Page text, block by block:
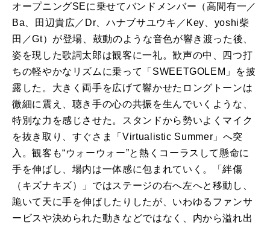
オープニングSEに乗せてバンドメンバー（高間有一／
Ba、田辺貴広／Dr、ハナブサユウキ／Key、yoshi柴
田／Gt）が登場、鼓動のような音色が響き渡った後、
姿を現した歌詞太郎は観客に一礼。歓声の中、四つ打
ちの軽やかなリズムに乗って「SWEETGOLEM」を披
露した。大きく両手を広げて響かせたロングトーンは
微細に震え、聴き手の心の共振を生んでいくような、
特別な力を感じさせた。スタンドから勢いよくマイク
を抜き取り、すぐさま「Virtualistic Summer」へ突
入。観客も“ウォーウォー”と熱くコーラスして懸命に
手を伸ばし、場内は一体感に包まれていく。「絆傷
（キズナキズ）」ではステージの右へ左へと移動し、
跪いて天に手を伸ばしたりしたが、いわゆるファンサ
ービスや決められた動きなどではなく、内から溢れ出